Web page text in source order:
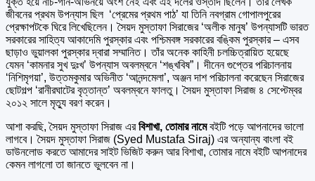
জীবনের প্রথম উপন্যাস ছিল ‘প্রেমের প্রথম পাঠ’ যা তিনি নবগ্রাম গোপালপুরের
প্রেক্ষাপটকে ঘিরে লিখেছিলেন। সৈয়দ মুস্তাফা সিরাজের ‘অলীক মানুষ’ উপন্যাসটি ভারত
সরকারের সাহিত্য আকাদেমি পুরস্কার এবং পশ্চিমবঙ্গ সরকারের বঙ্কিম পুরস্কার – এসব
ছাড়াও ভুয়ালকা পুরস্কার দ্বারা সম্মানিত। তাঁর অনেক কাহিনী চলচ্চিত্রায়িত হয়েছে
যেমন ‘কামনার সুখ দুঃখ’ উপন্যাস অবলম্বনে ‘শঙ্খবিষ”। দীনেন গুপ্তের পরিচালনায়
‘নিশিমৃগয়া’, উত্তমকুমার অভিনীত ‘আনন্দমেলা’, অঞ্জন দাশ পরিচালনা করেছেন সিরাজের
ছোটগল্প ‘রানীরঘাটের বৃত্তান্ত’ অবলম্বনে ফালতু। সৈয়দ মুস্তাফা সিরাজ ৪ সেপ্টেম্বর
২০১২ সালে মৃত্যু বরণ করেন।
আশা করছি, সৈয়দ মুস্তাফা সিরাজ এরবিশাখা, তোমার নামেবইটি পড়ে আপনাদের ভালো
লাগবে। সৈয়দ মুস্তাফা সিরাজ (Syed Mustafa Siraj) এর অন্যান্য বাংলা বই
ডাউনলোড করতে আমাদের সাইট ভিজিট করুন আর বিশাখা, তোমার নামে বইটি আপনাদের
কেমন লাগলো তা জানতে ভুলবেন না।